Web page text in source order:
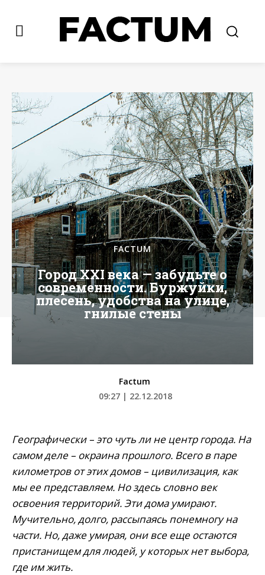
FACTUM
Город XXI века — забудьте о
современности. Буржуйки,
плесень, удобства на улице,
гнилые стены
Factum
09:27 | 22.12.2018
Географически – это чуть ли не центр города. На
самом деле – окраина прошлого. Всего в паре
километров от этих домов – цивилизация, как
мы ее представляем. Но здесь словно век
освоения территорий. Эти дома умирают.
Мучительно, долго, рассыпаясь понемногу на
части. Но, даже умирая, они все еще остаются
пристанищем для людей, у которых нет выбора,
где им жить.